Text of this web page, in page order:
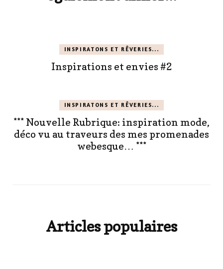
INSPIRATONS ET RÊVERIES...
Inspirations et envies #2
INSPIRATONS ET RÊVERIES...
*** Nouvelle Rubrique: inspiration mode,
déco vu au traveurs des mes promenades
webesque… ***
Articles populaires